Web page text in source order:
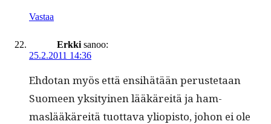
Vastaa
Erkki sanoo:
25.2.2011 14:36
Ehdotan myös että ensi­hätään peruste­taan
Suomeen yksi­tyi­nen lääkäre­itä ja ham­
maslääkäre­itä tuot­ta­va yliopis­to, johon ei ole